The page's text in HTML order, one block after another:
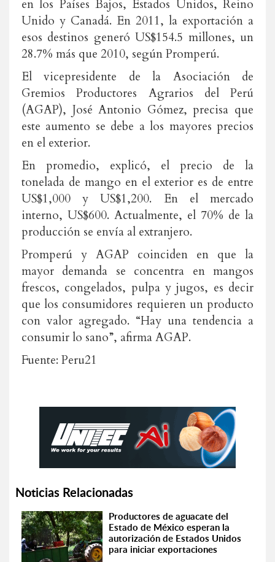
en los Países Bajos, Estados Unidos, Reino
Unido y Canadá. En 2011, la exportación a
esos destinos generó US$154.5 millones, un
28.7% más que 2010, según Promperú.
El vicepresidente de la Asociación de
Gremios Productores Agrarios del Perú
(AGAP), José Antonio Gómez, precisa que
este aumento se debe a los mayores precios
en el exterior.
En promedio, explicó, el precio de la
tonelada de mango en el exterior es de entre
US$1,000 y US$1,200. En el mercado
interno, US$600. Actualmente, el 70% de la
producción se envía al extranjero.
Promperú y AGAP coinciden en que la
mayor demanda se concentra en mangos
frescos, congelados, pulpa y jugos, es decir
que los consumidores requieren un producto
con valor agregado. “Hay una tendencia a
consumir lo sano”, afirma AGAP.
Fuente: Peru21
Noticias Relacionadas
Productores de aguacate del
Estado de México esperan la
autorización de Estados Unidos
para iniciar exportaciones